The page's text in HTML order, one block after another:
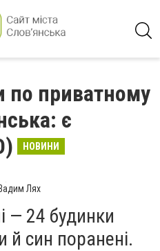
по приватному
є
НОВИНИ
Лях
— 24 будинки
син поранені.